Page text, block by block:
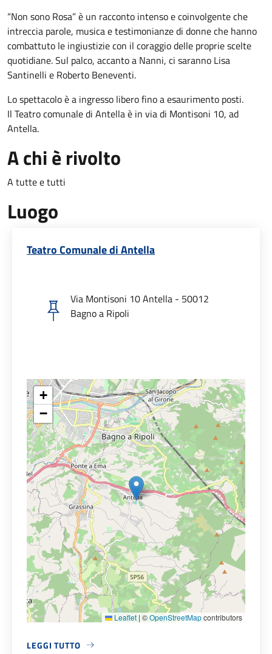
“Non sono Rosa” è un racconto intenso e coinvolgente che
intreccia parole, musica e testimonianze di donne che hanno
combattuto le ingiustizie con il coraggio delle proprie scelte
quotidiane. Sul palco, accanto a Nanni, ci saranno Lisa
Santinelli e Roberto Beneventi.
Lo spettacolo è a ingresso libero fino a esaurimento posti.
Il Teatro comunale di Antella è in via di Montisoni 10, ad
Antella.
A chi è rivolto
A tutte e tutti
Luogo
Teatro Comunale di Antella
Via Montisoni 10 Antella - 50012
Bagno a Ripoli
+
−
Leaflet | ©OpenStreetMapcontributors
LEGGI TUTTO
A PROPOSITO DI TEATRO COMUNALE DI ANTELLA